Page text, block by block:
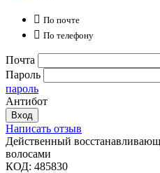
 По почте
 По телефону
Почта
Пароль
пароль
Антибот
Вход
Написать отзыв
Действенный
волосами
КОД: 485830